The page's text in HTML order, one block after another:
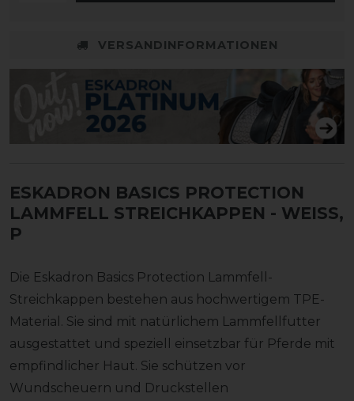
VERSANDINFORMATIONEN
ESKADRON BASICS PROTECTION
LAMMFELL STREICHKAPPEN - WEISS, P
Die Eskadron Basics Protection Lammfell-
Streichkappen bestehen aus hochwertigem TPE-
Material. Sie sind mit natürlichem Lammfellfutter
ausgestattet und speziell einsetzbar für Pferde mit
empfindlicher Haut. Sie schützen vor
Wundscheuern und Druckstellen